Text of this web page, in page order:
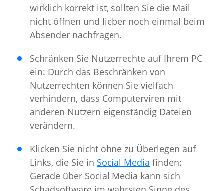
wirklich korrekt ist, sollten Sie die Mail
nicht öffnen und lieber noch einmal beim
Absender nachfragen.
Schränken Sie Nutzerrechte auf Ihrem PC
ein: Durch das Beschränken von
Nutzerrechten können Sie vielfach
verhindern, dass Computerviren mit
anderen Nutzern eigenständig Dateien
verändern.
Klicken Sie nicht ohne zu Überlegen auf
Links, die Sie in Social Media finden:
Gerade über Social Media kann sich